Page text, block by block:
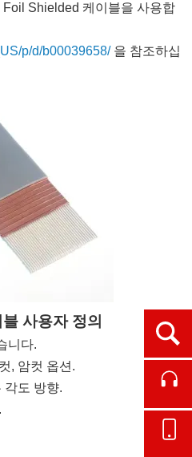
Shielded 케이블을 사용합
p/d/b00039658/을 참조하십
사용자 정의
니다.
, 암컷 옵션.
각도 방향.